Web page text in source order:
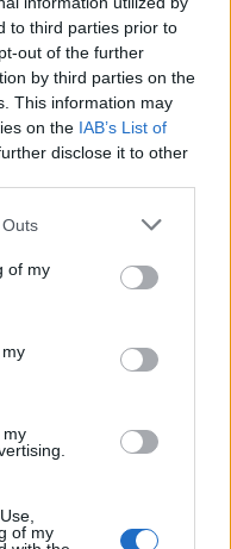
to third parties prior to
out of the further
by third parties on the
This information may
on the IAB’s List of
disclose it to other
one or more Google
You may click to
its third-party tags to
in below Google
of my
my
of my
del gruppo)
tra
degli
rappresenterà la
e la
fisiche e
una serie di
parrocchiale di
sulla
storica che
Ha studi